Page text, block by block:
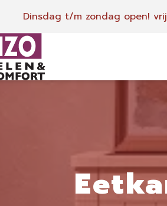
Dinsdag t/m zondag open!